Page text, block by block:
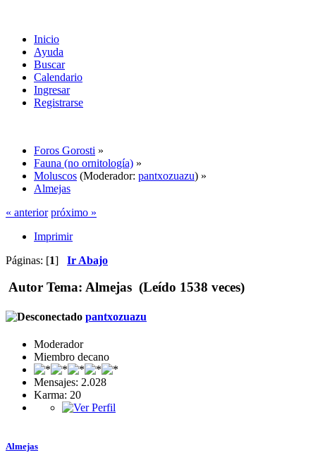
Inicio
Ayuda
Buscar
Calendario
Ingresar
Registrarse
Foros Gorosti »
Fauna (no ornitología) »
Moluscos (Moderador: pantxozuazu) »
Almejas
« anterior próximo »
Imprimir
Páginas: [1] Ir Abajo
Autor Tema: Almejas (Leído 1538 veces)
pantxozuazu
Moderador
Miembro decano
Mensajes: 2.028
Karma: 20
Almejas